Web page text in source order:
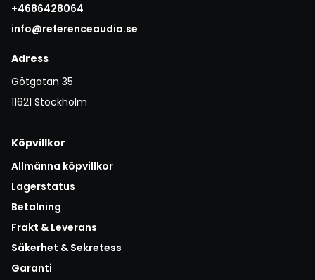
+4686428064
info@referenceaudio.se
Adress
Götgatan 35
11621 Stockholm
Köpvillkor
Allmänna köpvillkor
Lagerstatus
Betalning
Frakt & Leverans
Säkerhet & Sekretess
Garanti